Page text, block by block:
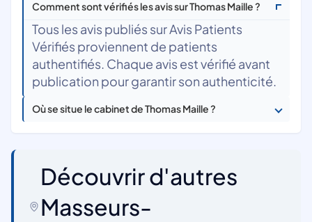
Comment sont vérifiés les avis sur Thomas Maille ?
Tous les avis publiés sur Avis Patients
Vérifiés proviennent de patients
authentifiés. Chaque avis est vérifié avant
publication pour garantir son authenticité.
Où se situe le cabinet de Thomas Maille ?
Découvrir d'autres
Masseurs-